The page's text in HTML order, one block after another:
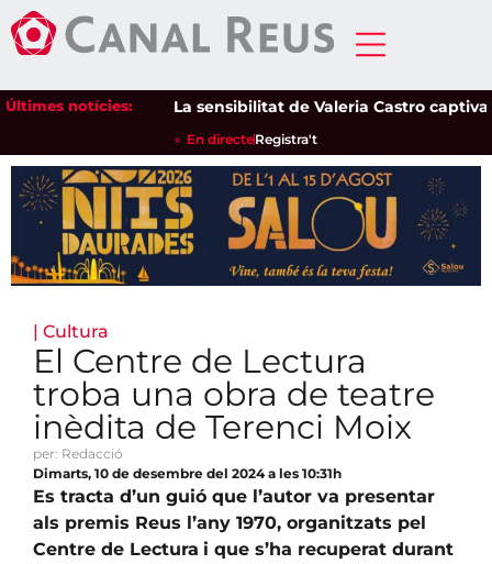
Últimes notícies: La sensibilitat de Valeria Castro captiva el
En directeRegistra't
| Cultura
El Centre de Lectura
troba una obra de teatre
inèdita de Terenci Moix
per: Redacció
Dimarts, 10 de desembre del 2024 a les 10:31h
Es tracta d’un guió que l’autor va presentar
als premis Reus l’any 1970, organitzats pel
Centre de Lectura i que s’ha recuperat durant